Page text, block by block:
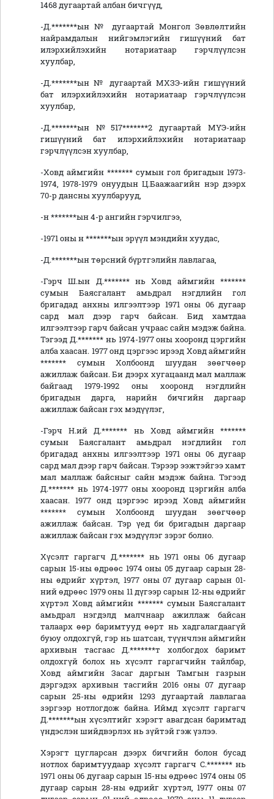
1468 дугаартай албан бичгүүд,
-Д.*******ын № дугаартай Монгол Зөвлөлтийн
найрамдалын нийгэмлэгийн гишүүний бат
илэрхийлэхийн нотариатаар гэрчлүүлсэн
хуулбар,
-Д.*******ын № дугаартай МХЗЭ-ийн гишүүний
бат илэрхийлэхийн нотариатаар гэрчлүүлсэн
хуулбар,
-Д.*******ын №517*******2 дугаартай МҮЭ-ийн
гишүүний бат илэрхийлэхийн нотариатаар
гэрчлүүлсэн хуулбар,
-Ховд аймгийн ******* сумын гол бригадын 1973-
1974, 1978-1979 онуудын Ц.Баажаагийн нэр дээрх
70-р дансны хуулбарууд,
-н *******ын 4-р ангийн гэрчилгээ,
-1971 оны н *******ын эрүүл мэндийн хуудас,
-Д.*******ын төрсний бүртгэлийн лавлагаа,
-Гэрч Ш.ын Д.******* нь Ховд аймгийн *******
сумын Баясгалант амьдрал нэгдлийн гол
бригадад анхны илгээлтээр 1971 оны 06 дугаар
сард мал дээр гарч байсан. Бид хамтдаа
илгээлтээр гарч байсан учраас сайн мэдэж байна.
Тэгээд Д.******* нь 1974-1977 оны хооронд цэргийн
алба хаасан. 1977 онд цэргээс ирээд Ховд аймгийн
******* сумын Холбоонд шуудан зөөгчөөр
ажиллаж байсан. Би дээрх хугацаанд мал маллаж
байгаад 1979-1992 оны хооронд нэгдлийн
бригадын дарга, нарийн бичгийн даргаар
ажиллаж байсан гэх мэдүүлэг,
-Гэрч Н.ий Д.******* нь Ховд аймгийн *******
сумын Баясгалант амьдрал нэгдлийн гол
бригадад анхны илгээлтээр 1971 оны 06 дугаар
сард мал дээр гарч байсан. Тэрээр ээжтэйгээ хамт
мал маллаж байсныг сайн мэдэж байна. Тэгээд
Д.******* нь 1974-1977 оны хооронд цэргийн алба
хаасан. 1977 онд цэргээс ирээд Ховд аймгийн
******* сумын Холбоонд шуудан зөөгчөөр
ажиллаж байсан. Тэр үед би бригадын даргаар
ажиллаж байсан гэх мэдүүлэг зэрэг болно.
Хүсэлт гаргагч Д.******* нь 1971 оны 06 дугаар
сарын 15-ны өдрөөс 1974 оны 05 дугаар сарын 28-
ны өдрийг хүртэл, 1977 оны 07 дугаар сарын 01-
ний өдрөөс 1979 оны 11 дүгээр сарын 12-ны өдрийг
хүртэл Ховд аймгийн ******* сумын Баясгалант
амьдрал нэгдэлд малчнаар ажиллаж байсан
талаарх өөр баримтууд өөрт нь хадгалагдаагүй
буюу олдохгүй, гэр нь шатсан, түүнчлэн аймгийн
архивын тасгаас Д.*******т холбогдох баримт
олдохгүй болох нь хүсэлт гаргагчийн тайлбар,
Ховд аймгийн Засаг даргын Тамгын газрын
дэргэдэх архивын тасгийн 2016 оны 07 дугаар
сарын 25-ны өдрийн 1293 дугаартай лавлагаа
зэргээр нотлогдож байна. Иймд хүсэлт гаргагч
Д.*******ын хүсэлтийг хэрэгт авагдсан баримтад
үндэслэн шийдвэрлэх нь зүйтэй гэж үзлээ.
Хэрэгт цугларсан дээрх бичгийн болон бусад
нотлох баримтуудаар хүсэлт гаргагч С.******* нь
1971 оны 06 дугаар сарын 15-ны өдрөөс 1974 оны 05
дугаар сарын 28-ны өдрийг хүртэл, 1977 оны 07